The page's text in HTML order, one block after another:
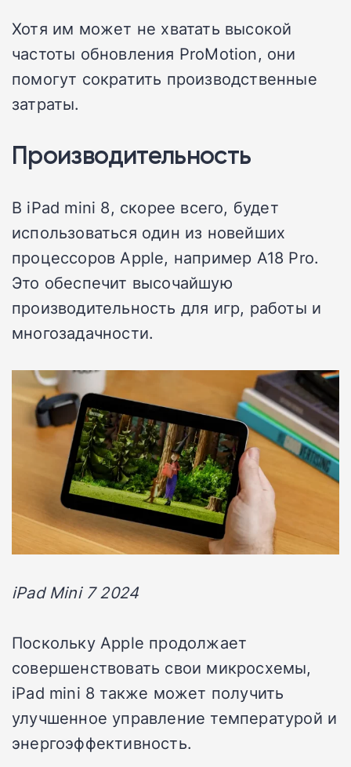
Хотя им может не хватать высокой
частоты обновления ProMotion, они
помогут сократить производственные
затраты.
Производительность
В iPad mini 8, скорее всего, будет
использоваться один из новейших
процессоров Apple, например A18 Pro.
Это обеспечит высочайшую
производительность для игр, работы и
многозадачности.
iPad Mini 7 2024
Поскольку Apple продолжает
совершенствовать свои микросхемы,
iPad mini 8 также может получить
улучшенное управление температурой и
энергоэффективность.